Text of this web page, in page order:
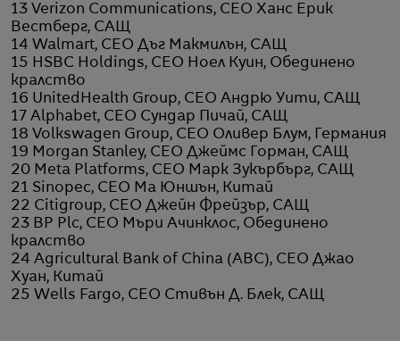
13 Verizon Communications, CEO Ханс Ерик
Вестберг, САЩ
14 Walmart, CEO Дъг Макмилън, САЩ
15 HSBC Holdings, CEO Ноел Куин, Обединено
кралство
16 UnitedHealth Group, CEO Андрю Уити, САЩ
17 Alphabet, CEO Сундар Пичай, САЩ
18 Volkswagen Group, CEO Оливер Блум, Германия
19 Morgan Stanley, CEO Джеймс Горман, САЩ
20 Meta Platforms, CEO Марк Зукърбърг, САЩ
21 Sinopec, CEO Ма Юншън, Китай
22 Citigroup, CEO Джейн Фрейзър, САЩ
23 BP Plc, CEO Мъри Ачинклос, Обединено
кралство
24 Agricultural Bank of China (ABC), CEO Джао
Хуан, Китай
25 Wells Fargo, CEO Стивън Д. Блек, САЩ